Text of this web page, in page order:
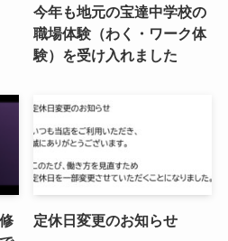
今年も地元の宝達中学校の
職場体験（わく・ワーク体
験）を受け入れました
定休日変更のお知らせ